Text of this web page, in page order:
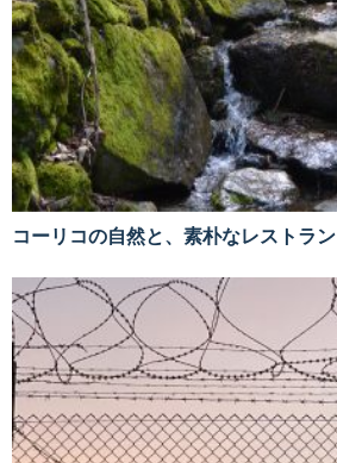
コーリコの自然と、素朴なレストラン